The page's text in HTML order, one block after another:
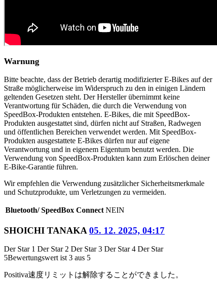
Warnung
Bitte beachte, dass der Betrieb derartig modifizierter E-Bikes auf der
Straße möglicherweise im Widerspruch zu den in einigen Ländern
geltenden Gesetzen steht. Der Hersteller übernimmt keine
Verantwortung für Schäden, die durch die Verwendung von
SpeedBox-Produkten entstehen. E-Bikes, die mit SpeedBox-
Produkten ausgestattet sind, dürfen nicht auf Straßen, Radwegen
und öffentlichen Bereichen verwendet werden. Mit SpeedBox-
Produkten ausgestattete E-Bikes dürfen nur auf eigene
Verantwortung und in eigenem Eigentum benutzt werden. Die
Verwendung von SpeedBox-Produkten kann zum Erlöschen deiner
E-Bike-Garantie führen.
Wir empfehlen die Verwendung zusätzlicher Sicherheitsmerkmale
und Schutzprodukte, um Verletzungen zu vermeiden.
Bluetooth/ SpeedBox Connect NEIN
SHOICHI TANAKA 05. 12. 2025, 04:17
Der Star 1 Der Star 2 Der Star 3 Der Star 4 Der Star
5Bewertungswert ist 3 aus 5
Positiva速度リミットは解除することができました。